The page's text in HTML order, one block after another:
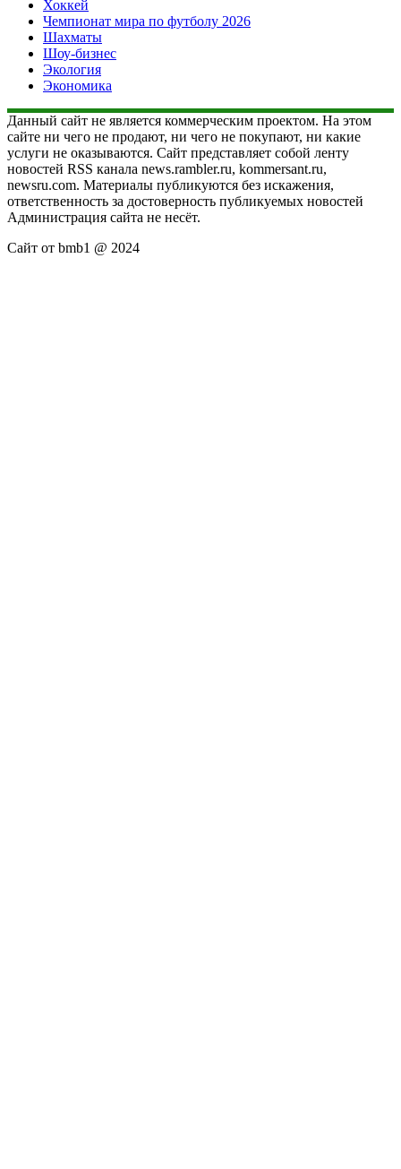
Хоккей
Чемпионат мира по футболу 2026
Шахматы
Шоу-бизнес
Экология
Экономика
Данный сайт не является коммерческим проектом. На этом
сайте ни чего не продают, ни чего не покупают, ни какие
услуги не оказываются. Сайт представляет собой ленту
новостей RSS канала news.rambler.ru, kommersant.ru,
newsru.com. Материалы публикуются без искажения,
ответственность за достоверность публикуемых новостей
Администрация сайта не несёт.
Сайт от bmb1 @ 2024